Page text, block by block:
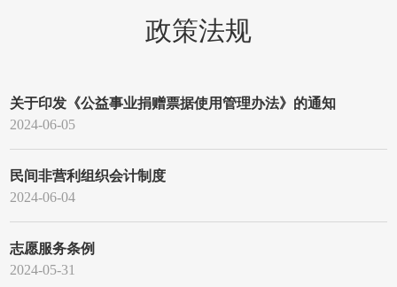
政策法规
关于印发《公益事业捐赠票据使用管理办法》的通知
2024-06-05
民间非营利组织会计制度
2024-06-04
志愿服务条例
2024-05-31